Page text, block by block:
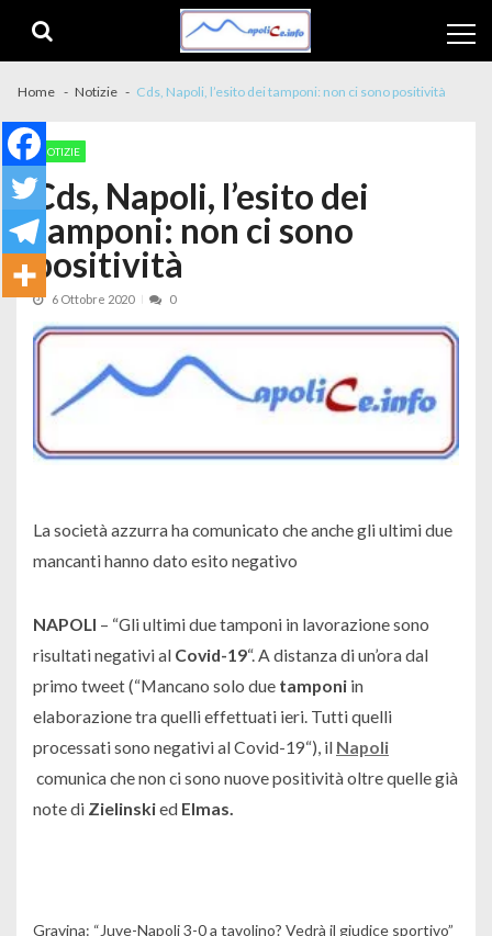
Home Notizie Cds, Napoli, l’esito dei tamponi: non ci sono positività
NOTIZIE
Cds, Napoli, l’esito dei
tamponi: non ci sono
positività
6 Ottobre 2020 0
La società azzurra ha comunicato che anche gli ultimi due
mancanti hanno dato esito negativo
NAPOLI – “Gli ultimi due tamponi in lavorazione sono
risultati negativi al Covid-19“. A distanza di un’ora dal
primo tweet (“Mancano solo due tamponi in
elaborazione tra quelli effettuati ieri. Tutti quelli
processati sono negativi al Covid-19“), il Napoli
comunica che non ci sono nuove positività oltre quelle già
note di Zielinskied Elmas.
Gravina: “Juve-Napoli 3-0 a tavolino? Vedrà il giudice sportivo”